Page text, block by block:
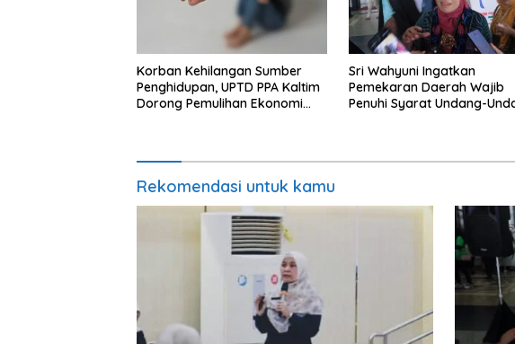
Korban Kehilangan Sumber
Penghidupan, UPTD PPA Kaltim
Dorong Pemulihan Ekonomi
Sri Wahyuni Ingatkan
Pemekaran Daerah Wajib
Penuhi Syarat Undang-
Rekomendasi untuk kamu